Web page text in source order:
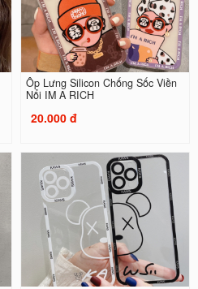
Ốp Lưng Silicon Chống Sốc Viền
Nổi IM A RICH
20.000 đ